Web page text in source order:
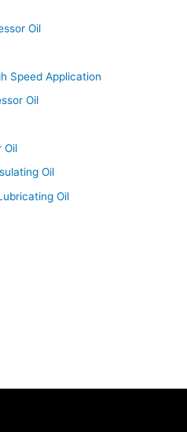
Oil
Speed Application
Oil
Oil
Oil
Oil